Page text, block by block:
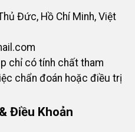
Đức, Hồ Chí Minh, Việt
chỉ có tính chất tham
chẩn đoán hoặc điều trị
Điều Khoản